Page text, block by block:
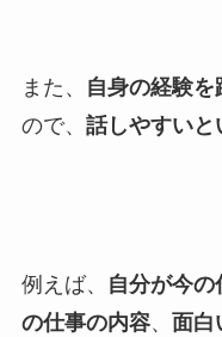
また、
自身の経験
ので、 話しやすいと
例えば、 自分が今
の仕事の内容、 面白